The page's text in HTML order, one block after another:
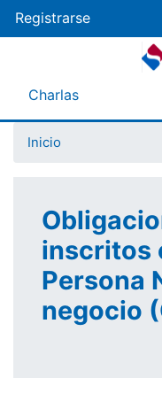
Registrarse
Menú
Charlas
Inicio
inscritos
Persona
negocio